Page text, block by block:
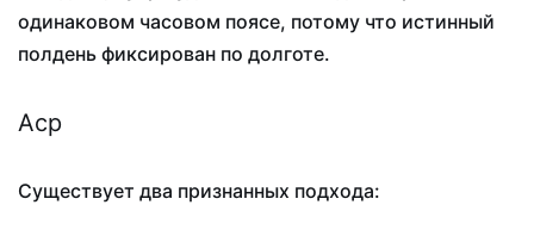
одинаковом часовом поясе, потому что истинный
полдень фиксирован по долготе.
Аср
Существует два признанных подхода: